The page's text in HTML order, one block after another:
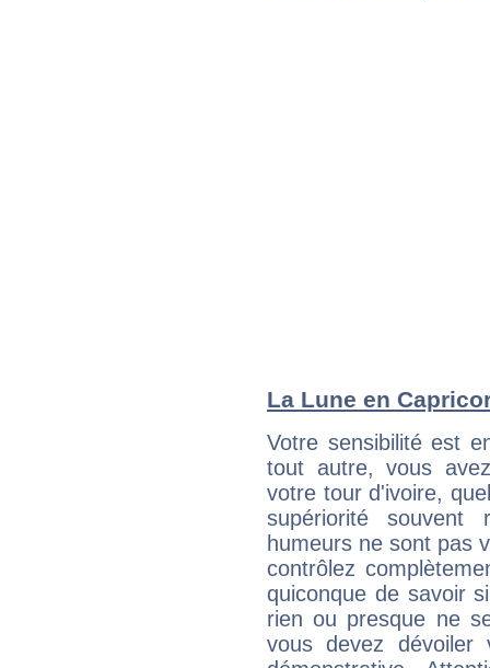
La Lune en
Votre sensibilité est
tout autre, vous
votre tour d'ivoire,
supériorité souvent
humeurs ne sont pas
contrôlez
quiconque de savoir
rien ou presque ne
vous devez